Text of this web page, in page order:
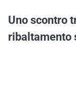
Uno scontro
ribaltamento